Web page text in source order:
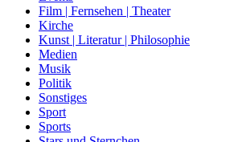
Film | Fernsehen | Theater
Kirche
Kunst | Literatur | Philosophie
Medien
Musik
Politik
Sonstiges
Sport
Sports